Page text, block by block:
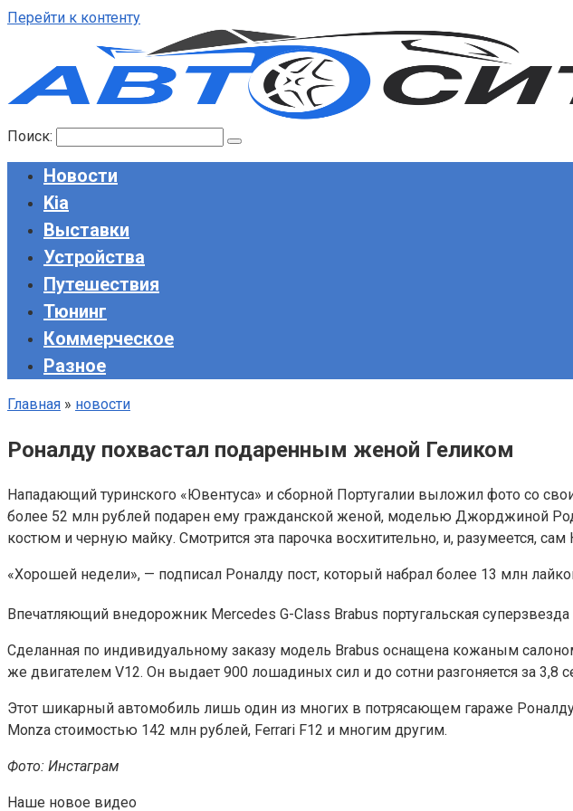
Перейти к контенту
Поиск:
Новости
Kia
Выставки
Устройства
Путешествия
Тюнинг
Коммерческое
Разное
Главная » новости
Роналду похвастал подаренным женой Геликом
Нападающий туринского «Ювентуса» и сборной Португалии выложил фото со
более 52 млн рублей подарен ему гражданской женой, моделью Джорджиной
костюм и черную майку. Смотрится эта парочка восхитительно, и, разумеется,
«Хорошей недели», — подписал Роналду пост, который набрал более 13 млн
Впечатляющий внедорожник Mercedes G-Class Brabus португальская
Сделанная по индивидуальному заказу модель Brabus оснащена кожаным
же двигателем V12. Он выдает 900 лошадиных сил и до сотни разгоняется за 3,8
Этот шикарный автомобиль лишь один из многих в потрясающем гараже
Monza стоимостью 142 млн рублей, Ferrari F12 и многим другим.
Фото: Инстаграм
Наше новое видео